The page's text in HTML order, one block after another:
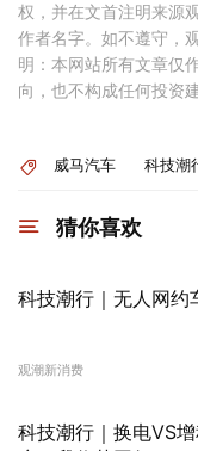
权，并在文首注明来源
作者名字。如不遵守，
明：本网站所有文章仅
向，也不构成任何投资建
威马汽车 科技潮
猜你喜欢
科技潮行｜无人网约
观潮新消费
科技潮行｜换电VS